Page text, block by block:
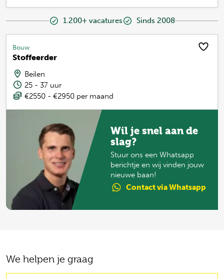
1.200+ vacatures Sinds 2008
Bouw
Stoffeerder
Beilen
25 - 37 uur
€2550 - €2950 per maand
Wil je snel aan de
slag?
Stuur ons een Whatsapp
berichtje en wij vinden jouw
nieuwe baan!
Contactvia Whatsapp
We helpen je graag